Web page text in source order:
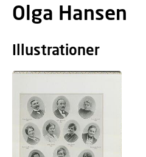
Olga Hansen
Illustrationer